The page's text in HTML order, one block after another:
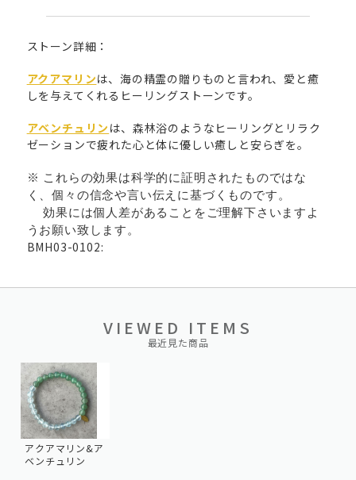
ストーン詳細：
アクアマリンは、海の精霊の贈りものと言われ、愛と癒
しを与えてくれるヒーリングストーンです。
アベンチュリン は、森林浴のようなヒーリングとリラク
ゼーションで疲れた心と体に優しい癒しと安らぎを。
※ これらの効果は科学的に証明されたものではな
く、個々の信念や言い伝えに基づくものです。
効果には個人差があることをご理解下さいますよ
うお願い致します。
BMH03-0102:
VIEWED ITEMS
最近見た商品
アクアマリン&ア
ベンチュリン